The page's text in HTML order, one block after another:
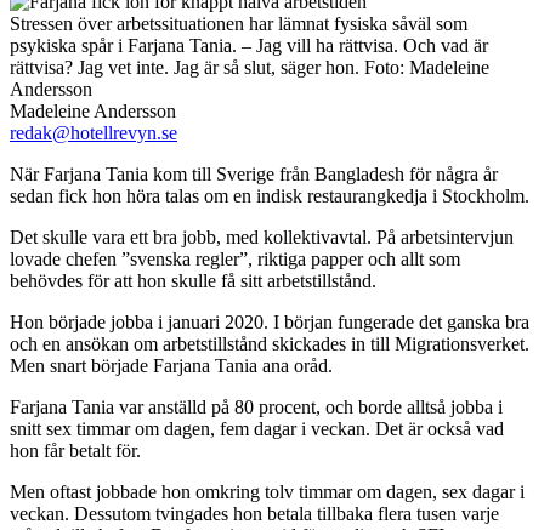
Stressen över arbetssituationen har lämnat fysiska såväl som
psykiska spår i Farjana Tania. – Jag vill ha rättvisa. Och vad är
rättvisa? Jag vet inte. Jag är så slut, säger hon. Foto: Madeleine
Andersson
Madeleine Andersson
redak@hotellrevyn.se
När Farjana Tania kom till Sverige från Bangladesh för några år
sedan fick hon höra talas om en indisk restaurangkedja i Stockholm.
Det skulle vara ett bra jobb, med kollektivavtal. På arbetsintervjun
lovade chefen ”svenska regler”, riktiga papper och allt som
behövdes för att hon skulle få sitt arbetstillstånd.
Hon började jobba i januari 2020. I början fungerade det ganska bra
och en ansökan om arbetstillstånd skickades in till Migrationsverket.
Men snart började Farjana Tania ana oråd.
Farjana Tania var anställd på 80 procent, och borde alltså jobba i
snitt sex timmar om dagen, fem dagar i veckan. Det är också vad
hon får betalt för.
Men oftast jobbade hon omkring tolv timmar om dagen, sex dagar i
veckan. Dessutom tvingades hon betala tillbaka flera tusen varje